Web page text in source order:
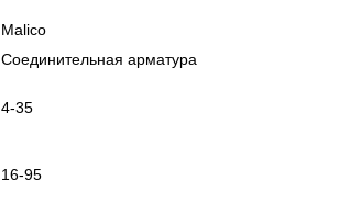
Malico
Соединительная арматура
4-35
16-95